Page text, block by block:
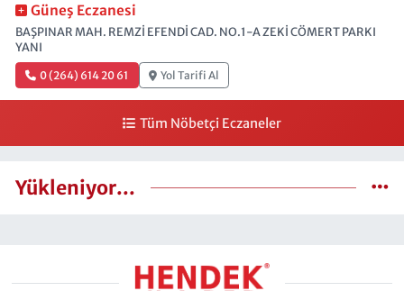
Güneş Eczanesi
BAŞPINAR MAH. REMZİ EFENDİ CAD. NO.1-A ZEKİ CÖMERT PARKI
YANI
0 (264) 614 20 61 Yol Tarifi Al
Tüm Nöbetçi Eczaneler
Yükleniyor...